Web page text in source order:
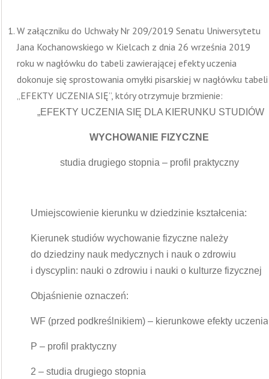
W załączniku do Uchwały Nr 209/2019 Senatu Uniwersytetu
Jana Kochanowskiego w Kielcach z dnia 26 września 2019
roku w nagłówku do tabeli zawierającej efekty uczenia
dokonuje się sprostowania omyłki pisarskiej w nagłówku tabeli
„EFEKTY UCZENIA SIĘ”, który otrzymuje brzmienie:
„EFEKTY UCZENIA SIĘ DLA KIERUNKU STUDIÓW
WYCHOWANIE FIZYCZNE
studia drugiego stopnia – profil praktyczny
Umiejscowienie kierunku w dziedzinie kształcenia:
Kierunek studiów wychowanie fizyczne należy
do dziedziny nauk medycznych i nauk o zdrowiu
i dyscyplin: nauki o zdrowiu i nauki o kulturze fizycznej
Objaśnienie oznaczeń:
WF (przed podkreślnikiem) – kierunkowe efekty uczenia
P – profil praktyczny
2 – studia drugiego stopnia